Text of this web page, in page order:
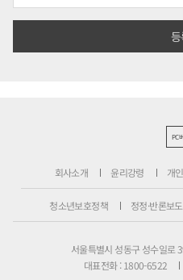
PC
회사소개 윤리강령 개
청소년보호정책 정정·반론보도
서울특별시 성동구 성수일로
대표전화 : 1800-6522